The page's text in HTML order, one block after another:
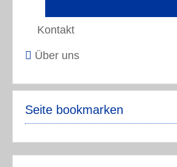
Kontakt
Über uns
Seite bookmarken